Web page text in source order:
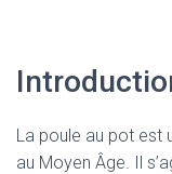
La poule au pot est
au Moyen Âge. Il